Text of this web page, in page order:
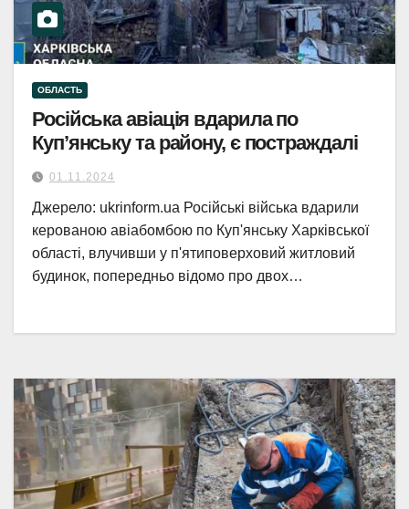
ОБЛАСТЬ
Російська авіація вдарила по
Куп’янську та району, є постраждалі
01.11.2024
Джерело: ukrinform.ua Російські війська вдарили
керованою авіабомбою по Куп'янську Харківської
області, влучивши у п'ятиповерховий житловий
будинок, попередньо відомо про двох…